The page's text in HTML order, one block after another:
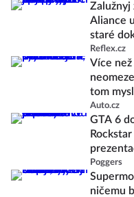
Zalužnyj
Aliance
staré
Reflex.cz
Více
tom
Auto.cz
GTA 6
Poggers
ničemu